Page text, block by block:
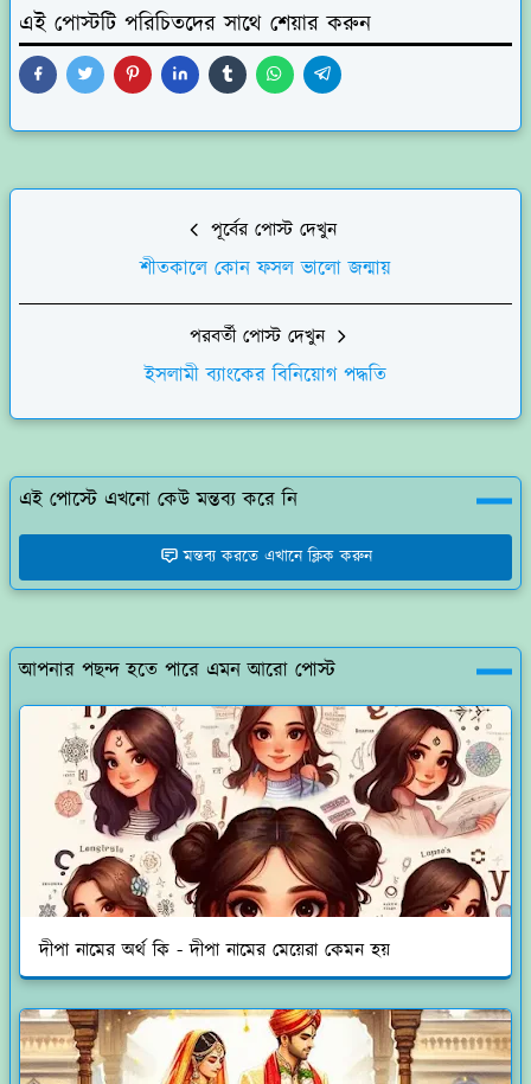
এই পোস্টটি পরিচিতদের সাথে শেয়ার করুন
পূর্বের পোস্ট দেখুন
শীতকালে কোন ফসল ভালো জন্মায়
পরবর্তী পোস্ট দেখুন
ইসলামী ব্যাংকের বিনিয়োগ পদ্ধতি
এই পোস্টে এখনো কেউ মন্তব্য করে নি
মন্তব্য করতে এখানে ক্লিক করুন
আপনার পছন্দ হতে পারে এমন আরো পোস্ট
দীপা নামের অর্থ কি - দীপা নামের মেয়েরা কেমন হয়